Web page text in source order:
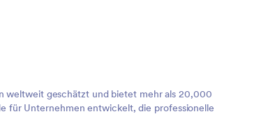
weltweit geschätzt und bietet mehr als 20,000
für Unternehmen entwickelt, die professionelle